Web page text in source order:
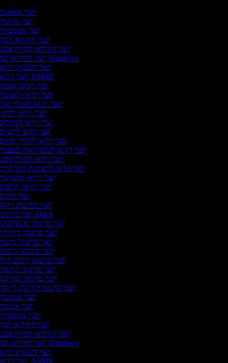
יוצר
יוצר
יוצר
יוצר הווידאו
יוצר הווידאו
יוצר הווידאו של Windows
יוצר הזמנות
יוצר וידאו ASMR
יוצר וידאו
יוצר וידאו
יוצר וידאו
יוצר וידאו
יוצר וידאו
יוצר וידאו
יוצר וידאו לסיורי
יוצר וידאו לעשה זאת
יוצר וידאו
יוצר וידאו לרשתות
יוצר וידאו
יוצר וידאו
יוצר
יוצר מודעות
יוצר סרטוני Q&A
יוצר סרטוני
יוצר סרטוני
יוצר סרטוני
יוצר סרטוני
יוצר סרטוני דיבוב
יוצר סרטוני
יוצר סרטוני
יוצר סרטוני הדרכת
יוצר
יוצר
יוצר
יוצר הווידאו
יוצר הווידאו
יוצר הווידאו של Windows
יוצר הזמנות